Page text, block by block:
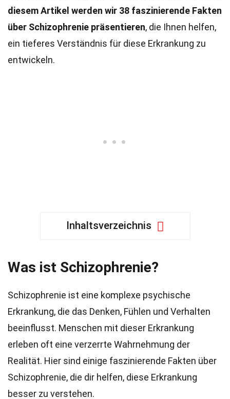
diesem Artikel werden wir 38 faszinierende Fakten
über Schizophrenie präsentieren, die Ihnen helfen,
ein tieferes Verständnis für diese Erkrankung zu
entwickeln.
Inhaltsverzeichnis
Was ist Schizophrenie?
Schizophrenie ist eine komplexe psychische
Erkrankung, die das Denken, Fühlen und Verhalten
beeinflusst. Menschen mit dieser Erkrankung
erleben oft eine verzerrte Wahrnehmung der
Realität. Hier sind einige faszinierende Fakten über
Schizophrenie, die dir helfen, diese Erkrankung
besser zu verstehen.